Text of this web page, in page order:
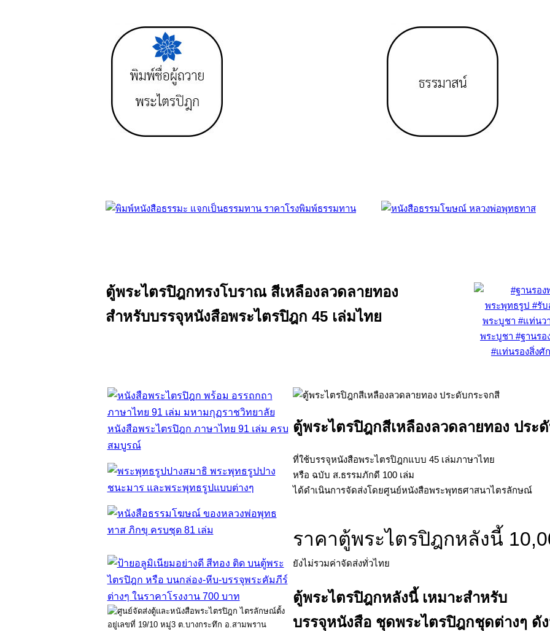
ตู้พระไตรปิฎกทรงโบราณ สีเหลืองลวดลายทอง
สำหรับบรรจุหนังสือพระไตรปิฎก 45 เล่มไทย
หนังสือพระไตรปิฎก ภาษาไทย 91 เล่ม ครบ
สมบูรณ์
ตู้พระไตรปิฎกสีเหลืองลวดลายทอง ประ
ที่ใช้บรรจุหนังสือพระไตรปิฎกแบบ 45 เล่มภาษาไทย
หรือ ฉบับ ส.ธรรมภักดี 100 เล่ม
ได้ดำเนินการจัดส่งโดยศูนย์หนังสือพระพุทธศาสนาไตรลักษณ์
ราคาตู้พระไตรปิฎกหลังนี้
ยังไม่รวมค่าจัดส่งทั่วไทย
ตู้พระไตรปิฎกหลังนี้ เหมาะสำหรับ
บรรจุหนังสือ ชุดพระไตรปิฎกชุดต่างๆ ดั